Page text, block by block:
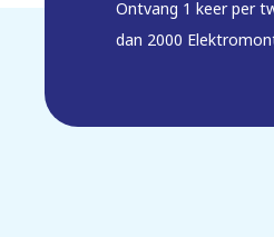
De motivatie om te
Digitale
Collega spreken?
Ontvang 1 keer per
dan 2000